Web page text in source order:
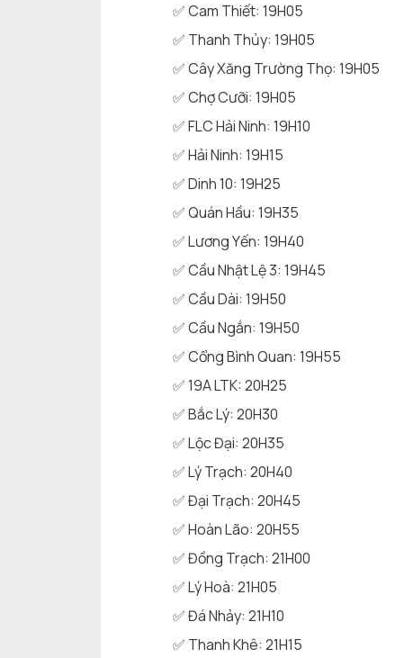
✅ Cam Thiết: 19H05
✅ Thanh Thủy: 19H05
✅ Cây Xăng Trường Thọ: 19H05
✅ Chợ Cưỡi: 19H05
✅ FLC Hải Ninh: 19H10
✅ Hải Ninh: 19H15
✅ Dinh 10: 19H25
✅ Quán Hầu: 19H35
✅ Lương Yến: 19H40
✅ Cầu Nhật Lệ 3: 19H45
✅ Cầu Dài: 19H50
✅ Cầu Ngắn: 19H50
✅ Cổng Bình Quan: 19H55
✅ 19A LTK: 20H25
✅ Bắc Lý: 20H30
✅ Lộc Đại: 20H35
✅ Lý Trạch: 20H40
✅ Đại Trạch: 20H45
✅ Hoàn Lão: 20H55
✅ Đồng Trạch: 21H00
✅ Lý Hoà: 21H05
✅ Đá Nhảy: 21H10
✅ Thanh Khê: 21H15